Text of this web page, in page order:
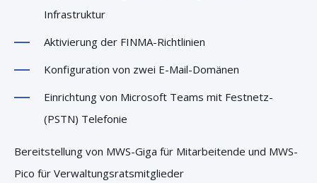
Infrastruktur
Aktivierung der FINMA-Richtlinien
Konfiguration von zwei E-Mail-Domänen
Einrichtung von Microsoft Teams mit Festnetz-
(PSTN) Telefonie
Bereitstellung von MWS-Giga für Mitarbeitende und MWS-
Pico für Verwaltungsratsmitglieder